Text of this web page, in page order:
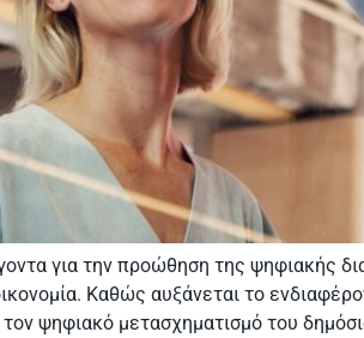
για την προώθηση της ψηφιακής
Καθώς αυξάνεται το
ψηφιακό μετασχηματισμό του